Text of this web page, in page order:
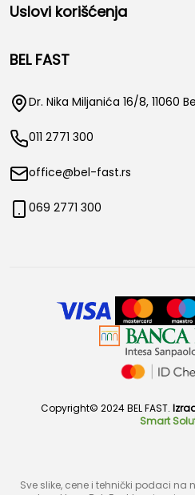
Uslovi korišćenja
BEL FAST
Dr. Nika Miljanića 16/8, 11060
011 2771 300
office@bel-fast.rs
069 2771 300
Copyright© 2024 BEL FAST.
Smart
Sve slike, cene i tehnički podaci